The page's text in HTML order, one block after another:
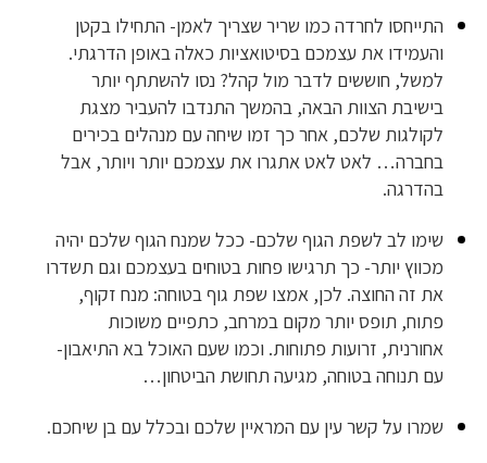
התייחסו לחרדה כמו שריר שצריך לאמן- התחילו בקטן
והעמידו את עצמכם בסיטואציות כאלה באופן הדרגתי.
למשל, חוששים לדבר מול קהל? נסו להשתתף יותר
בישיבת הצוות הבאה, בהמשך התנדבו להעביר מצגת
לקולגות שלכם, אחר כך זמו שיחה עם מנהלים בכירים
בחברה… לאט לאט אתגרו את עצמכם יותר ויותר, אבל
בהדרגה.
שימו לב לשפת הגוף שלכם- ככל שמנח הגוף שלכם יהיה
מכווץ יותר- כך תרגישו פחות בטוחים בעצמכם וגם תשדרו
את זה החוצה. לכן, אמצו שפת גוף בטוחה: מנח זקוף,
פתוח, תופס יותר מקום במרחב, כתפיים משוכות
אחורנית, זרועות פתוחות. וכמו שעם האוכל בא התיאבון-
עם תנוחה בטוחה, מגיעה תחושת הביטחון…
שמרו על קשר עין עם המראיין שלכם ובכלל עם בן שיחכם.